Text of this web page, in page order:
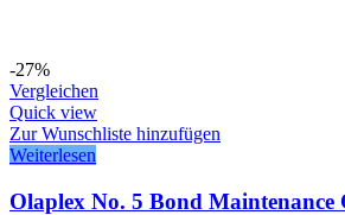
-27%
Vergleichen
Quick view
Zur Wunschliste hinzufügen
Weiterlesen
Olaplex No. 5 Bond Maintenance